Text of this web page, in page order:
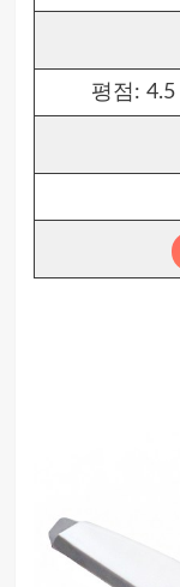
평점: 4.5